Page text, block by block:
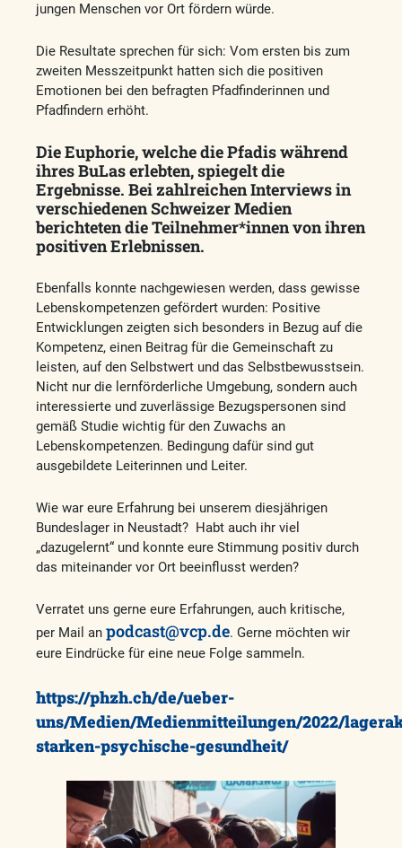
jungen Menschen vor Ort fördern würde.
Die Resultate sprechen für sich: Vom ersten bis zum
zweiten Messzeitpunkt hatten sich die positiven
Emotionen bei den befragten Pfadfinderinnen und
Pfadfindern erhöht.
Die Euphorie, welche die Pfadis während
ihres BuLas erlebten, spiegelt die
Ergebnisse. Bei zahlreichen Interviews in
verschiedenen Schweizer Medien
berichteten die Teilnehmer*innen von ihren
positiven Erlebnissen.
Ebenfalls konnte nachgewiesen werden, dass gewisse
Lebenskompetenzen gefördert wurden: Positive
Entwicklungen zeigten sich besonders in Bezug auf die
Kompetenz, einen Beitrag für die Gemeinschaft zu
leisten, auf den Selbstwert und das Selbstbewusstsein.
Nicht nur die lernförderliche Umgebung, sondern auch
interessierte und zuverlässige Bezugspersonen sind
gemäß Studie wichtig für den Zuwachs an
Lebenskompetenzen. Bedingung dafür sind gut
ausgebildete Leiterinnen und Leiter.
Wie war eure Erfahrung bei unserem diesjährigen
Bundeslager in Neustadt? Habt auch ihr viel
„dazugelernt“ und konnte eure Stimmung positiv durch
das miteinander vor Ort beeinflusst werden?
Verratet uns gerne eure Erfahrungen, auch kritische,
per Mail an podcast@vcp.de. Gerne möchten wir
eure Eindrücke für eine neue Folge sammeln.
https://phzh.ch/de/ueber-
uns/Medien/Medienmitteilungen/2022/
starken-psychische-gesundheit/